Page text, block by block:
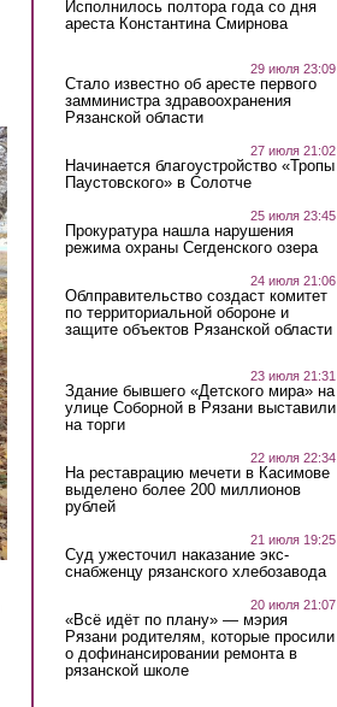
Исполнилось полтора года со дня
ареста Константина Смирнова
29 июля 23:09
Стало известно об аресте первого
замминистра здравоохранения
Рязанской области
27 июля 21:02
Начинается благоустройство «Тропы
Паустовского» в Солотче
25 июля 23:45
Прокуратура нашла нарушения
режима охраны Сегденского озера
24 июля 21:06
Облправительство создаст комитет
по территориальной обороне и
защите объектов Рязанской области
23 июля 21:31
Здание бывшего «Детского мира» на
улице Соборной в Рязани выставили
на торги
22 июля 22:34
На реставрацию мечети в Касимове
выделено более 200 миллионов
рублей
21 июля 19:25
Суд ужесточил наказание экс-
снабженцу рязанского хлебозавода
20 июля 21:07
«Всё идёт по плану» — мэрия
Рязани родителям, которые просили
о дофинансировании ремонта в
рязанской школе